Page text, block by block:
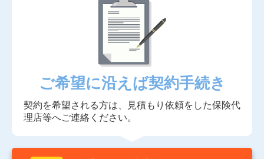
ご希望に沿えば契約手続き
契約を希望される方は、見積もり依頼をした保険代
理店等へご連絡ください。